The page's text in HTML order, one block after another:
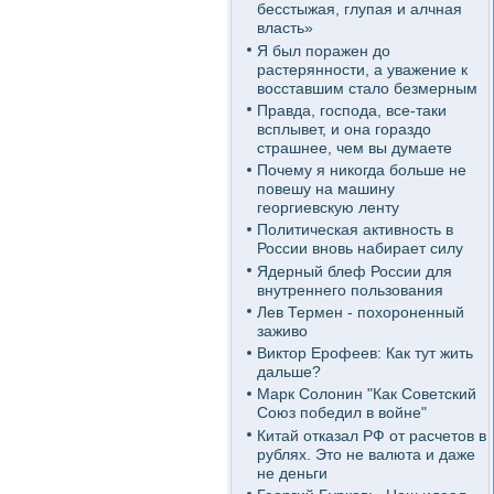
бесстыжая, глупая и алчная
власть»
Я был поражен до
растерянности, а уважение к
восставшим стало безмерным
Правда, господа, все-таки
всплывет, и она гораздо
страшнее, чем вы думаете
Почему я никогда больше не
повешу на машину
георгиевскую ленту
Политическая активность в
России вновь набирает силу
Ядерный блеф России для
внутреннего пользования
Лев Термен - похороненный
заживо
Виктор Ерофеев: Как тут жить
дальше?
Марк Солонин "Как Советский
Союз победил в войне"
Китай отказал РФ от расчетов в
рублях. Это не валюта и даже
не деньги